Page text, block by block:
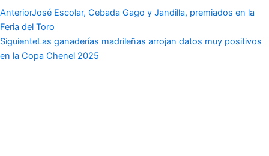
AnteriorJosé Escolar, Cebada Gago y Jandilla, premiados en la
Feria del Toro
SiguienteLas ganaderías madrileñas arrojan datos muy positivos
en la Copa Chenel 2025